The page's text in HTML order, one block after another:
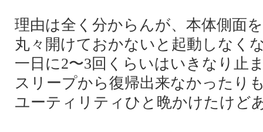
理由は全く分からんが、本体側面を
丸々開けておかないと起動しなく
一日に2〜3回くらいはいきなり止
スリープから復帰出来なかったり
ユーティリティひと晩かけたけ